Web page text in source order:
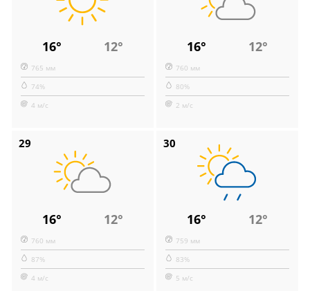
16° 12°
765 мм
74%
4 м/с
16° 12°
760 мм
80%
2 м/с
29
16° 12°
760 мм
87%
4 м/с
30
16° 12°
759 мм
83%
5 м/с